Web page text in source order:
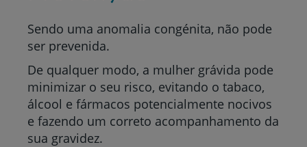
Sendo uma anomalia congénita, não pode
ser prevenida.
De qualquer modo, a mulher grávida pode
minimizar o seu risco, evitando o tabaco,
álcool e fármacos potencialmente nocivos
e fazendo um correto acompanhamento da
sua gravidez.